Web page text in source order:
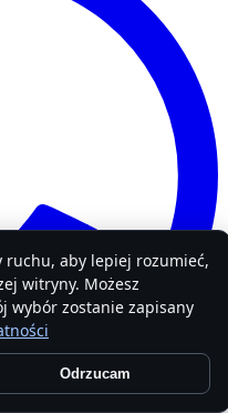
ruchu, aby lepiej rozumieć,
witryny. Możesz
wybór zostanie zapisany
Odrzucam